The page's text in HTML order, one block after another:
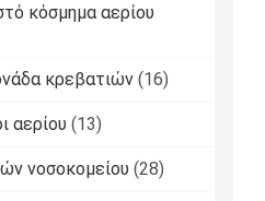
κόσμημα αερίου
κρεβατιών (16)
αερίου (13)
νοσοκομείου (28)